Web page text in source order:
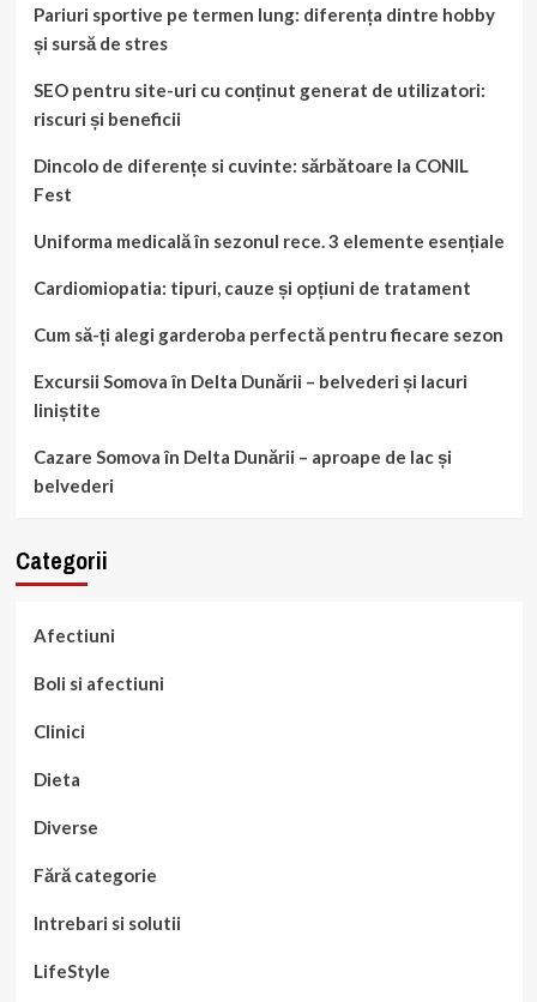
Pariuri sportive pe termen lung: diferența dintre hobby
și sursă de stres
SEO pentru site-uri cu conținut generat de utilizatori:
riscuri și beneficii
Dincolo de diferențe si cuvinte: sărbătoare la CONIL
Fest
Uniforma medicală în sezonul rece. 3 elemente esențiale
Cardiomiopatia: tipuri, cauze și opțiuni de tratament
Cum să-ți alegi garderoba perfectă pentru fiecare sezon
Excursii Somova în Delta Dunării – belvederi și lacuri
liniștite
Cazare Somova în Delta Dunării – aproape de lac și
belvederi
Categorii
Afectiuni
Boli si afectiuni
Clinici
Dieta
Diverse
Fără categorie
Intrebari si solutii
LifeStyle